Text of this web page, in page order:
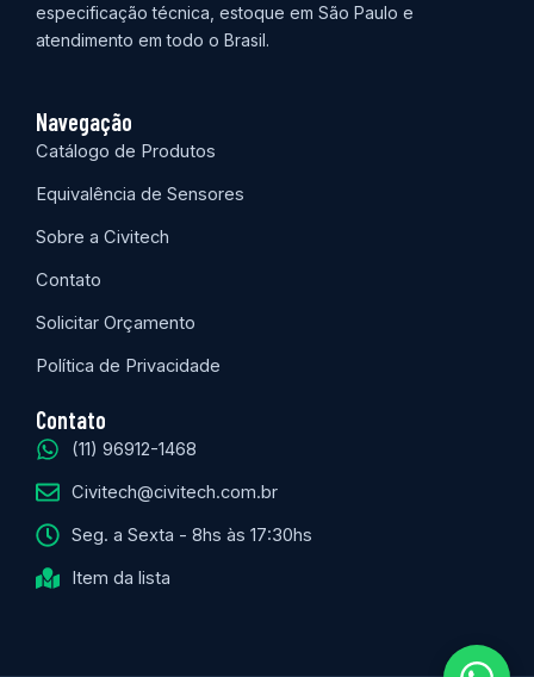
especificação técnica, estoque em São Paulo e
atendimento em todo o Brasil.
Navegação
Catálogo de Produtos
Equivalência de Sensores
Sobre a Civitech
Contato
Solicitar Orçamento
Política de Privacidade
Contato
(11) 96912-1468
Civitech@civitech.com.br
Seg. a Sexta - 8hs às 17:30hs
Item da lista